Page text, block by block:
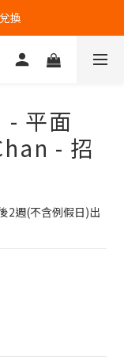
🎁
- 平面
- 招
2週(不含例假日)出